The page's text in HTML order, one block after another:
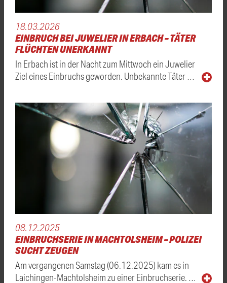
18.03.2026
EINBRUCH BEI JUWELIER IN ERBACH – TÄTER
FLÜCHTEN UNERKANNT
In Erbach ist in der Nacht zum Mittwoch ein Juwelier
Ziel eines Einbruchs geworden. Unbekannte Täter …
08.12.2025
EINBRUCHSERIE IN MACHTOLSHEIM – POLIZEI
SUCHT ZEUGEN
Am vergangenen Samstag (06.12.2025) kam es in
Laichingen-Machtolsheim zu einer Einbruchserie. …